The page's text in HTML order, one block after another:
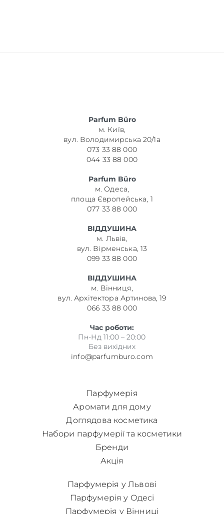
Parfum Büro
м. Київ,
вул. Володимирська 20/1а
073 33 88 000
044 33 88 000
Parfum Büro
м. Одеса,
площа Європейська, 1
077 33 88 000
ВІДДУШИНА
м. Львів,
вул. Вірменська, 13
099 33 88 000
ВІДДУШИНА
м. Вінниця,
вул. Архітектора Артинова, 19
066 33 88 000
Час роботи:
Пн-Нд 11:00 – 20:00
Без вихідних
info@parfumburo.com
Парфумерія
Аромати для дому
Доглядова косметика
Набори парфумерії та косметики
Бренди
Акція
Парфумерія у Львові
Парфумерія у Одесі
Парфумерія у Вінниці